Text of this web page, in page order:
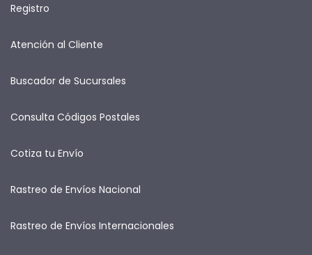
Registro
Atención al Cliente
Buscador de Sucursales
Consulta Códigos Postales
Cotiza tu Envío
Rastreo de Envíos Nacional
Rastreo de Envíos Internacionales